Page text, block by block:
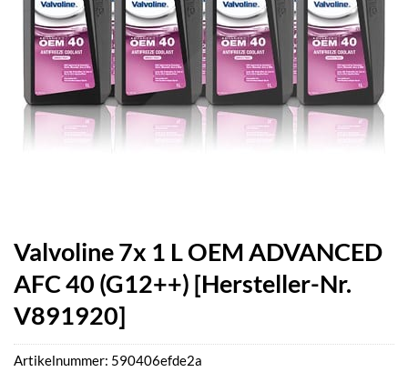
Valvoline 7x 1 L OEM ADVANCED
AFC 40 (G12++) [Hersteller-Nr.
V891920]
Artikelnummer: 590406efde2a